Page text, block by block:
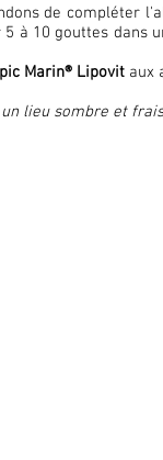
de compléter
à 10 gouttes dans
Marin® Lipovit aux
lieu sombre et